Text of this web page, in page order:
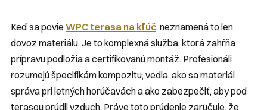
Keď sa povie WPC terasa na kľúč, neznamená to len
dovoz materiálu. Je to komplexná služba, ktorá zahŕňa
prípravu podložia a certifikovanú montáž. Profesionáli
rozumejú špecifikám kompozitu; vedia, ako sa materiál
správa pri letných horúčavách a ako zabezpečiť, aby pod
terasou prúdil vzduch. Práve toto prúdenie zaručuje, že